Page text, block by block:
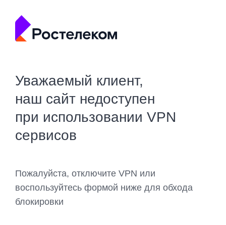
Уважаемый клиент,
наш сайт недоступен
при использовании VPN
сервисов
Пожалуйста, отключите VPN или
воспользуйтесь формой ниже для обхода
блокировки